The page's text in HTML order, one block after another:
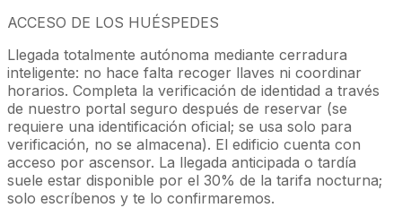
ACCESO DE LOS HUÉSPEDES
Llegada totalmente autónoma mediante cerradura
inteligente: no hace falta recoger llaves ni coordinar
horarios. Completa la verificación de identidad a través
de nuestro portal seguro después de reservar (se
requiere una identificación oficial; se usa solo para
verificación, no se almacena). El edificio cuenta con
acceso por ascensor. La llegada anticipada o tardía
suele estar disponible por el 30% de la tarifa nocturna;
solo escríbenos y te lo confirmaremos.